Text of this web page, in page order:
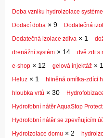
Doba vzniku hydroizolace
Dodací doba × 9 Dodatečná
Dodatečná izolace zdiva × 1
drenážní systém × 14 dvě zdi s
e-shop × 12 gelová injektáž ×
Heluz × 1 hliněná omítka-zdící
hloubka vrtů × 30
Hydrofobní nátěr AquaStop Protect
Hydrofobní nátěr se zpevňujícím
Hydroizolace domu × 2